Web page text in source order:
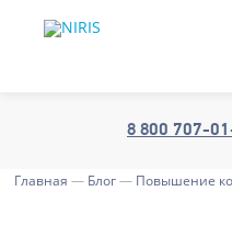
8 800 707-
Главная — Блог— Повышение